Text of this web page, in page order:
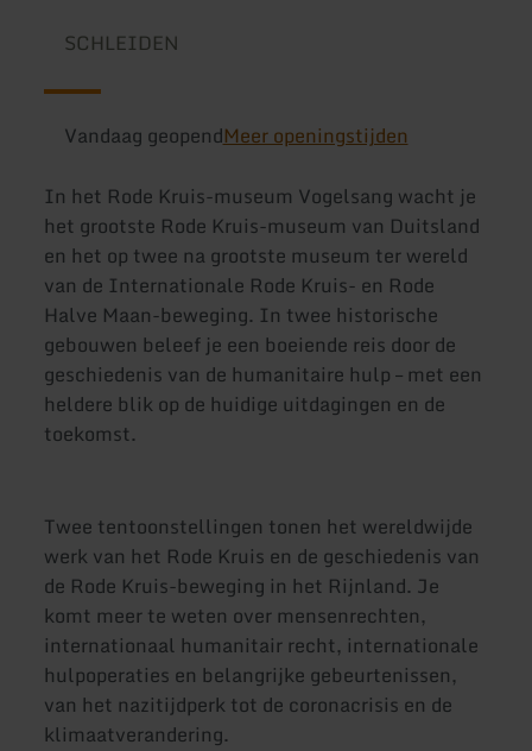
SCHLEIDEN
Vandaag geopendMeer openingstijden
In het Rode Kruis-museum Vogelsang wacht je
het grootste Rode Kruis-museum van Duitsland
en het op twee na grootste museum ter wereld
van de Internationale Rode Kruis- en Rode
Halve Maan-beweging. In twee historische
gebouwen beleef je een boeiende reis door de
geschiedenis van de humanitaire hulp – met een
heldere blik op de huidige uitdagingen en de
toekomst.
Twee tentoonstellingen tonen het wereldwijde
werk van het Rode Kruis en de geschiedenis van
de Rode Kruis-beweging in het Rijnland. Je
komt meer te weten over mensenrechten,
internationaal humanitair recht, internationale
hulpoperaties en belangrijke gebeurtenissen,
van het nazitijdperk tot de coronacrisis en de
klimaatverandering.